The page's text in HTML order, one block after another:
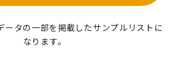
ータの一部を掲載したサンプルリストに
なります。